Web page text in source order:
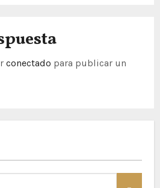
conectado para publicar un